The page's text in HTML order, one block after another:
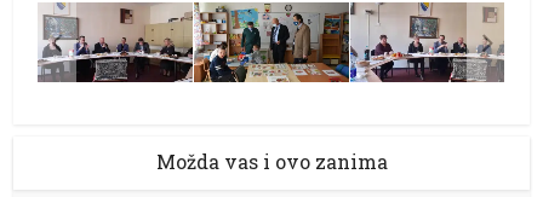
Možda vas i ovo zanima